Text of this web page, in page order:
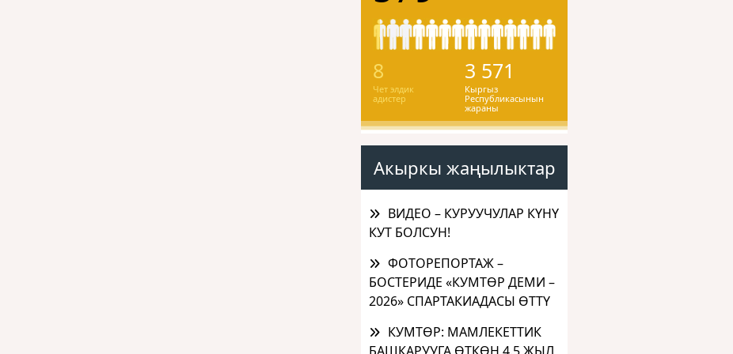
8
Чет элдик
адистер
3 571
Кыргыз
Республикасынын
жараны
Акыркы жаңылыктар
ВИДЕО – КУРУУЧУЛАР КҮНҮ
КУТ БОЛСУН!
ФОТОРЕПОРТАЖ –
БОСТЕРИДЕ «КУМТӨР ДЕМИ –
2026» СПАРТАКИАДАСЫ ӨТТҮ
КУМТӨР: МАМЛЕКЕТТИК
БАШКАРУУГА ӨТКӨН 4,5 ЖЫЛ